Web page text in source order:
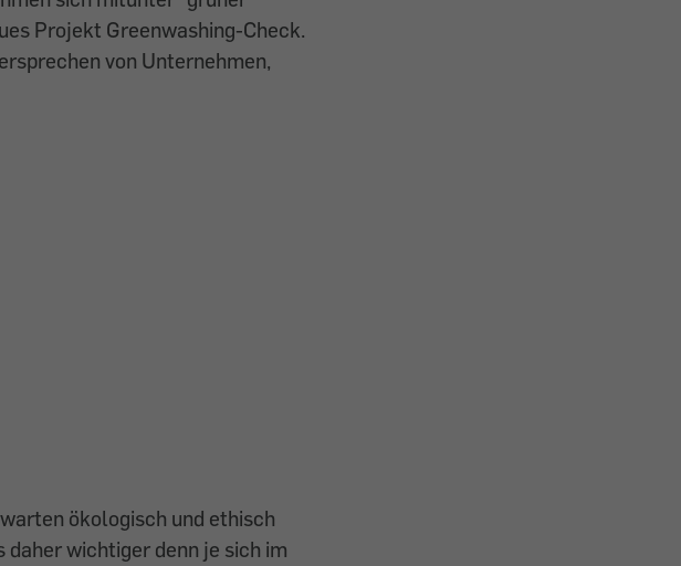
Projekt Greenwashing-Check.
von Unternehmen,
ökologisch und ethisch
wichtiger denn je sich im